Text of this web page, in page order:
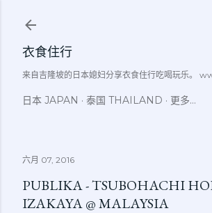
衣食住行
来自吉隆坡的日本媳妇分享衣食住行吃喝玩乐。
日本 JAPAN 泰国 THAILAND 更多…
六月 07, 2016
PUBLIKA - TSUBOHACHI
IZAKAYA @ MALAYSIA